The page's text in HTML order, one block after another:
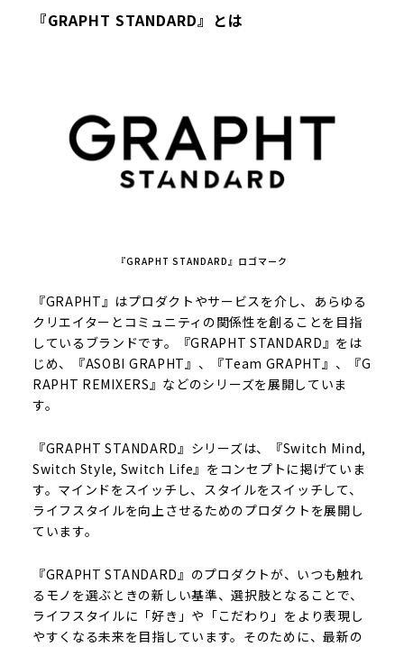
『GRAPHT STANDARD』とは
『GRAPHT STANDARD』ロゴマーク
『GRAPHT』はプロダクトやサービスを介し、あらゆる
クリエイターとコミュニティの関係性を創ることを目指
しているブランドです。『GRAPHT STANDARD』をは
じめ、『ASOBI GRAPHT』、『Team GRAPHT』、『G
RAPHT REMIXERS』などのシリーズを展開していま
す。
『GRAPHT STANDARD』シリーズは、『Switch Mind,
Switch Style, Switch Life』をコンセプトに掲げていま
す。マインドをスイッチし、スタイルをスイッチして、
ライフスタイルを向上させるためのプロダクトを展開し
ています。
『GRAPHT STANDARD』のプロダクトが、いつも触れ
るモノを選ぶときの新しい基準、選択肢となることで、
ライフスタイルに「好き」や「こだわり」をより表現し
やすくなる未来を目指しています。そのために、最新の